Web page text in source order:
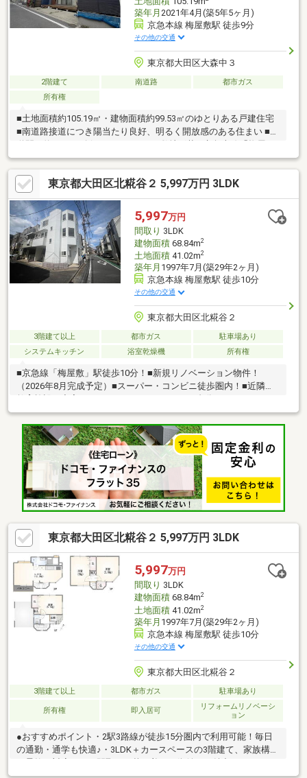
築年月 2021年4月(築5年5ヶ月)
京急本線 梅屋敷駅 徒歩9分
その他の交通
東京都大田区大森中３
2階建て 南道路
都市ガス
所有権
■土地面積約105.19㎡・建物面積約99.53㎡のゆとりある戸建住宅
■南道路接道につき陽当たり良好、明るく開放感のある住まい ■接
敷」駅徒歩9分、「京急蒲田」駅徒歩14分の2駅利用可能 ■第一種
住居地域内に位置する落ち着いた住環境 ■書斎・在宅ワークスペ
ース・収納など多用途に活用できるフリールーム付き ■平坦地の
ため徒歩や自転車での移動もスムーズ ■蒲田図書館徒歩6分、小・
中学校徒歩12分圏内で子育て世帯にもおすすめ ■利便性と住環境
を兼ね備えた、ファミリーにおすすめの一戸建てです。
東京都大田区北糀谷２ 5,997万円 3LDK
5,997万円
間取り 3LDK
建物面積68.84m2
土地面積41.02m2
築年月 1997年7月(築29年2ヶ月)
京急本線 梅屋敷駅 徒歩10分
その他の交通
東京都大田区北糀谷２
3階建て以上 都市ガス
駐車場あり
システムキッチン
浴室乾燥機 所有権
■京急線「梅屋敷」駅徒歩10分！■新規リノベーション物件！
（2026年8月完成予定）■スーパー・コンビニ徒歩圏内！■近隣の
ーション内容（2026年8月完成予定）～□全床材、クロス交換□ユ
ニットバス交換□洗面化粧台交換□トイレ交換□キッチン交換□照明
交換□給湯器交換□階段リフォーム□玄関コーティング□外壁塗装□
ハウスクリーニング他
東京都大田区北糀谷２ 5,997万円 3LDK
5,997万円
間取り 3LDK
建物面積68.84m2
土地面積41.02m2
築年月 1997年7月(築29年2ヶ月)
京急本線 梅屋敷駅 徒歩10分
その他の交通
東京都大田区北糀谷２
3階建て以上 都市ガス 駐車場あり
所有権 即入居可
リフォームリノベーシ
ョン
●おすすめポイント・2駅3路線が徒歩15分圏内で利用可能！毎日
の通勤・通学も快適♪・3LDK＋カースペースの3階建て、家族構成
リーに人気の住宅エリアです！・北糀谷小学校徒歩１分でお子様